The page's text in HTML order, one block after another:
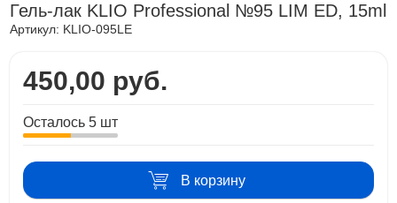
Гель-лак KLIO Professional №95 LIM ED, 15ml
Артикул: KLIO-095LE
450,00 руб.
Осталось 5 шт
В корзину